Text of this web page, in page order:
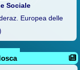
Sociale
Europea delle